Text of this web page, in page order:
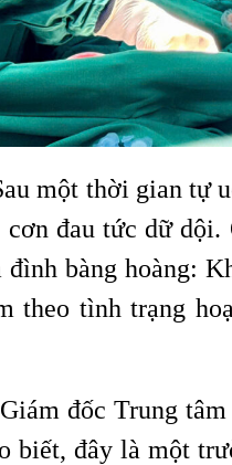
một thời gian tự
đau tức dữ
bàng hoàng:
theo tình trạng
đốc Trung
biết, đây là một